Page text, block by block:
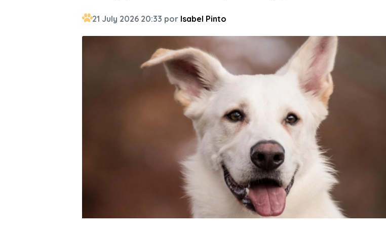
21 July 2026 20:33 por Isabel Pinto